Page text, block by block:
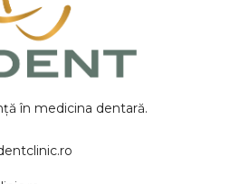
în medicina dentară.